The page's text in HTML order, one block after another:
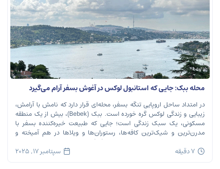
محله ببک: جایی که استانبول لوکس در آغوش بسفر آرام می‌گیرد
در امتداد ساحل اروپایی تنگه بسفر، محله‌ای قرار دارد که نامش با آرامش،
زیبایی و زندگی لوکس گره خورده است. ببک (Bebek)، بیش از یک منطقه
مسکونی، یک سبک زندگی است؛ جایی که طبیعت خیره‌کننده بسفر با
مدرن‌ترین و شیک‌ترین کافه‌ها، رستوران‌ها و ویلاها در هم آمیخته و
تصویری بی‌نظیر از استانبول معاصر را به […]
7 دقیقه سپتامبر 17, 2025